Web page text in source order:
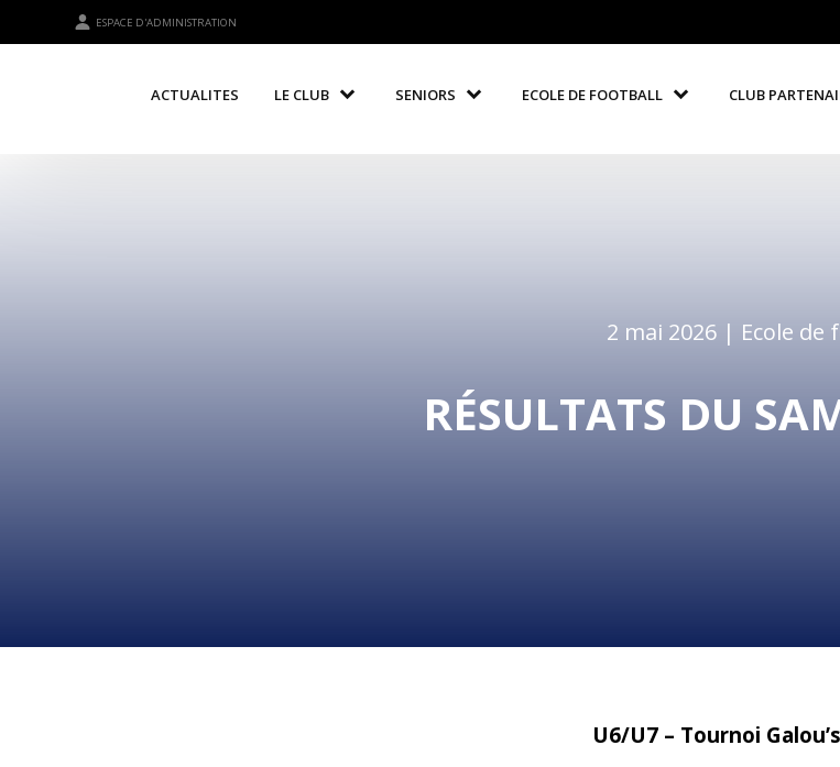
ESPACE D'ADMINISTRATION
ACTUALITES LE CLUB SENIORS ECOLE DE FOOTBALL CLUB
2 mai 2026 | Ecole de
RÉSULTATS DU
U6/U7 – Tournoi